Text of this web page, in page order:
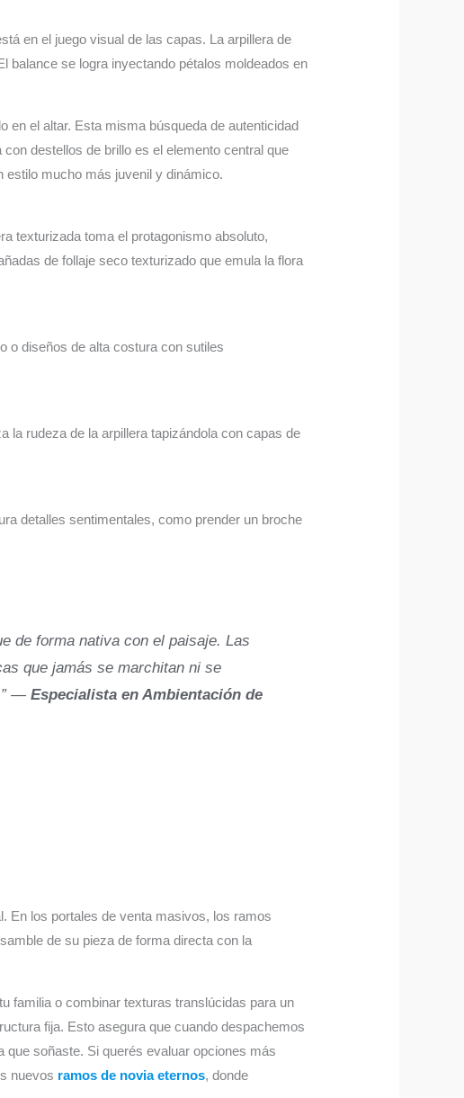
en el juego visual de las capas. La arpillera de
balance se logra inyectando pétalos moldeados en
en el altar. Esta misma búsqueda de autenticidad
destellos de brillo es el elemento central que
estilo mucho más juvenil y dinámico.
texturizada toma el protagonismo absoluto,
de follaje seco texturizado que emula la flora
o diseños de alta costura con sutiles
la rudeza de la arpillera tapizándola con capas de
detalles sentimentales, como prender un broche
de forma nativa con el paisaje. Las
que jamás se marchitan ni se
—Especialista en Ambientación de
En los portales de venta masivos, los ramos
de su pieza de forma directa con la
familia o combinar texturas translúcidas para un
fija. Esto asegura que cuando despachemos
soñaste. Si querés evaluar opciones más
nuevos ramos de novia eternos, donde